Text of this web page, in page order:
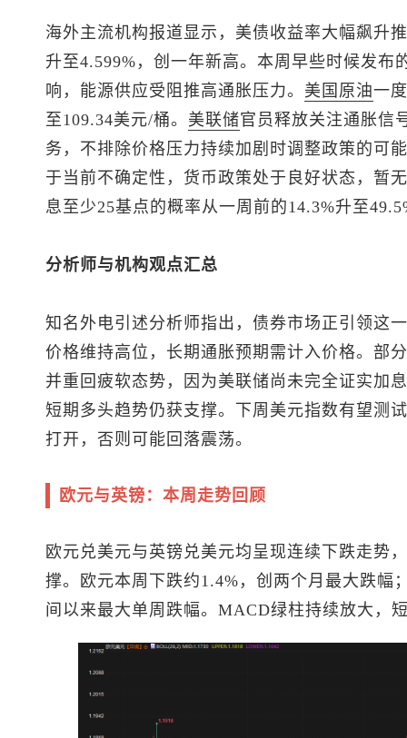
海外主流机构报道显示，美债收益率大幅飙升
升至4.599%，创一年新高。本周早些时候发布
响，能源供应受阻推高通胀压力。 美国 原油一
至109.34美元/桶。 美联储官员释放关注通胀信
务，不排除价格压力持续加剧时调整政策的可
于当前不确定性，货币政策处于良好状态，暂
息至少25基点的概率从一周前的14.3%升至
分析师与机构观点汇总
知名外电引述分析师指出，债券市场正引领这
价格维持高位，长期通胀预期需计入价格。部
并重回疲软态势，因为美联储尚未完全证实加
短期多头趋势仍获支撑。下周 美元指数有望测
打开，否则可能回落震荡。
欧元与英镑：本周走势回顾
欧元兑美元与 英镑兑美元均呈现连续下跌走势
撑。欧元本周下跌约1.4%，创两个月最大跌幅
间以来最大单周跌幅。MACD绿柱持续放大，